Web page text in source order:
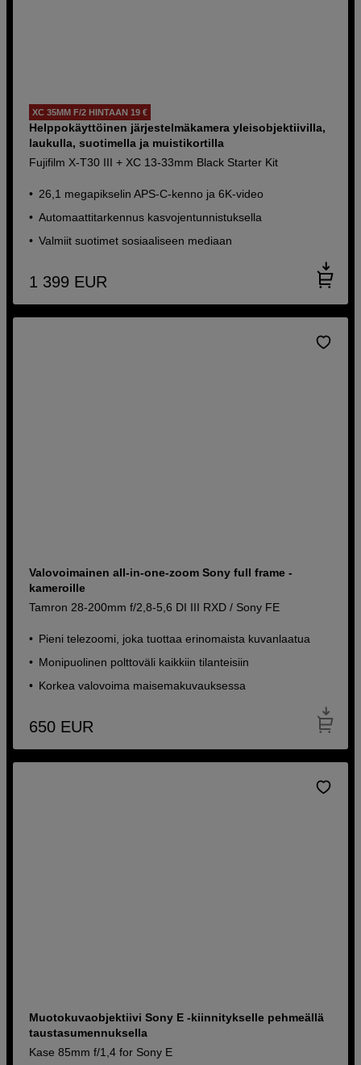
XC 35MM F/2 HINTAAN 19 €
Helppokäyttöinen järjestelmäkamera yleisobjektiivilla,
laukulla, suotimella ja muistikortilla
Fujifilm X-T30 III + XC 13-33mm Black Starter Kit
26,1 megapikselin APS-C-kenno ja 6K-video
Automaattitarkennus kasvojentunnistuksella
Valmiit suotimet sosiaaliseen mediaan
1 399 EUR
Valovoimainen all-in-one-zoom Sony full frame -
kameroille
Tamron 28-200mm f/2,8-5,6 DI III RXD / Sony FE
Pieni telezoomi, joka tuottaa erinomaista kuvanlaatua
Monipuolinen polttoväli kaikkiin tilanteisiin
Korkea valovoima maisemakuvauksessa
650 EUR
Muotokuvaobjektiivi Sony E -kiinnitykselle pehmeällä
taustasumennuksella
Kase 85mm f/1,4 for Sony E